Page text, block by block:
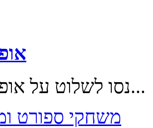
נסו לשלוט על אופנוע ים...
משחקי ספורט